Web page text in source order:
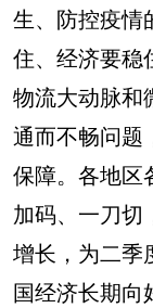
生、防控疫情
住、经济要稳
物流大动脉和
通而不畅问题
保障。各地区
加码、一刀切
增长，为二季
国经济长期向